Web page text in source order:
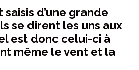
d’une grande
se dirent les uns aux
est donc celui-ci à
même le vent et la